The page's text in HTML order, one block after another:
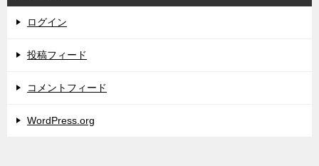
ログイン
投稿フィード
コメントフィード
WordPress.org